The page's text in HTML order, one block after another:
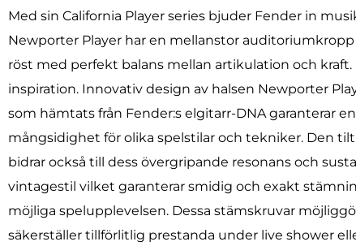
Med sin California Player series bjuder Fender in
Newporter Player har en mellanstor
röst med perfekt balans mellan artikulation och
inspiration. Innovativ design av halsen Newporter
som hämtats från Fender:s elgitarr-DNA garanterar
mångsidighet för olika spelstilar och tekniker. Den
bidrar också till dess övergripande resonans och
vintagestil vilket garanterar smidig och exakt
möjliga spelupplevelsen. Dessa stämskruvar
säkerställer tillförlitlig prestanda under live shower